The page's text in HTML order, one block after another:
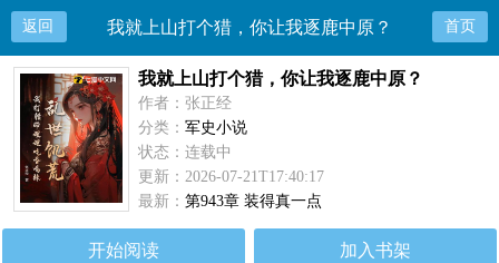
返回 我就上山打个猎，你让我逐鹿中原？ 首页
我就上山打个猎，你让我逐鹿中原？
作者：张正经
分类：军史小说
状态：连载中
更新：2026-07-21T17:40:17
最新：第943章 装得真一点
开始阅读 加入书架